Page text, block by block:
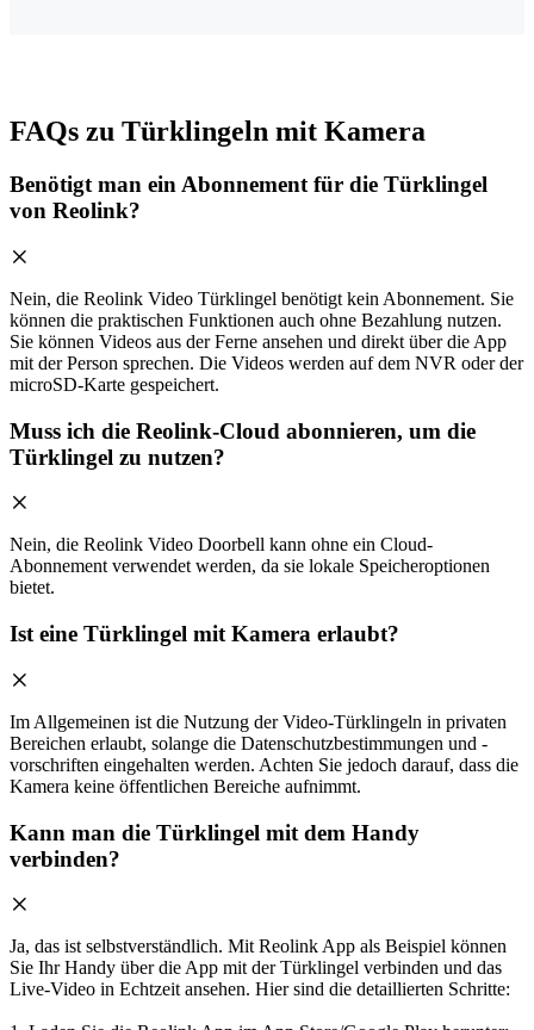
FAQs zu Türklingeln mit Kamera
Benötigt man ein Abonnement für die Türklingel
von Reolink?
Nein, die Reolink Video Türklingel benötigt kein Abonnement. Sie
können die praktischen Funktionen auch ohne Bezahlung nutzen.
Sie können Videos aus der Ferne ansehen und direkt über die App
mit der Person sprechen. Die Videos werden auf dem NVR oder der
microSD-Karte gespeichert.
Muss ich die Reolink-Cloud abonnieren, um die
Türklingel zu nutzen?
Nein, die Reolink Video Doorbell kann ohne ein Cloud-
Abonnement verwendet werden, da sie lokale Speicheroptionen
bietet.
Ist eine Türklingel mit Kamera erlaubt?
Im Allgemeinen ist die Nutzung der Video-Türklingeln in privaten
Bereichen erlaubt, solange die Datenschutzbestimmungen und -
vorschriften eingehalten werden. Achten Sie jedoch darauf, dass die
Kamera keine öffentlichen Bereiche aufnimmt.
Kann man die Türklingel mit dem Handy
verbinden?
Ja, das ist selbstverständlich. Mit Reolink App als Beispiel können
Sie Ihr Handy über die App mit der Türklingel verbinden und das
Live-Video in Echtzeit ansehen. Hier sind die detaillierten Schritte: